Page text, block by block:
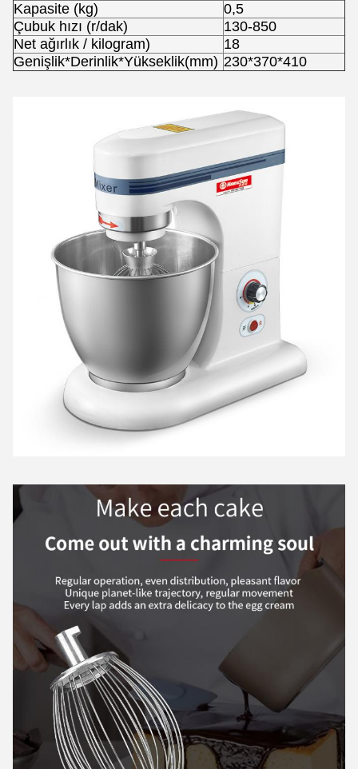
Kapasite (kg)
0,5
Çubuk hızı (r/dak)
130-850
Net ağırlık / kilogram)
18
Genişlik*Derinlik*Yükseklik(mm) 230*370*410